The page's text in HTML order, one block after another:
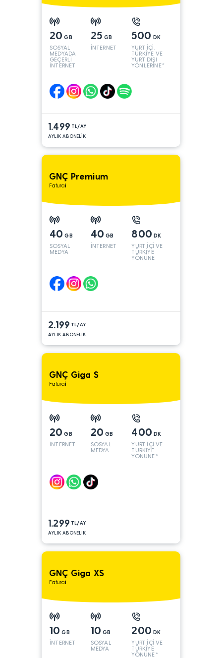
20 GB
SOSYAL
MEDYADA
GEÇERLİ
İNTERNET
25 GB
İNTERNET
500 DK
YURT İÇİ,
TÜRKİYE VE
YURT DIŞI
YÖNLERİNE*
1.499 TL/AY
AYLIK ABONELİK
GNÇ Premium
Faturalı
40 GB
SOSYAL
MEDYA
40 GB
İNTERNET
800 DK
YURT İÇİ VE
TÜRKİYE
YÖNÜNE
2.199 TL/AY
AYLIK ABONELIK
GNÇ Giga S
Faturalı
20 GB
İNTERNET
20 GB
SOSYAL
MEDYA
400 DK
YURT İÇİ VE
TÜRKİYE
YÖNÜNE*
1.299 TL/AY
AYLIK ABONELIK
GNÇ Giga XS
Faturalı
10 GB
İNTERNET
10 GB
SOSYAL
MEDYA
200 DK
YURT İÇİ VE
TÜRKİYE
YÖNÜNE*